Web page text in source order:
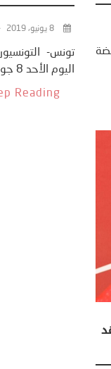
8 يونيو، 2019
تونس-
اليوم الأحد 8 جوان صرح الأمين العام للحزب الجمهوري عصام...
Reading